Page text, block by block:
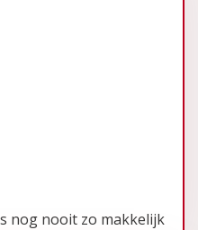
nog nooit zo makkelijk